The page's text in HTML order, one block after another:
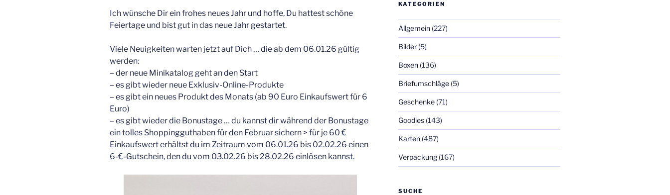
Ich wünsche Dir ein frohes neues Jahr und hoffe, Du hattest schöne
Feiertage und bist gut in das neue Jahr gestartet.
Viele Neuigkeiten warten jetzt auf Dich … die ab dem 06.01.26 gültig
werden:
– der neue Minikatalog geht an den Start
– es gibt wieder neue Exklusiv-Online-Produkte
– es gibt ein neues Produkt des Monats (ab 90 Euro Einkaufswert für 6
Euro)
– es gibt wieder die Bonustage … du kannst dir während der Bonustage
ein tolles Shoppingguthaben für den Februar sichern > für je 60 €
Einkaufswert erhältst du im Zeitraum vom 06.01.26 bis 02.02.26 einen
6-€-Gutschein, den du vom 03.02.26 bis 28.02.26 einlösen kannst.
KATEGORIEN
Allgemein(227)
Bilder(5)
Boxen(136)
Briefumschläge(5)
Geschenke(71)
Goodies(143)
Karten(487)
Verpackung(167)
SUCHE